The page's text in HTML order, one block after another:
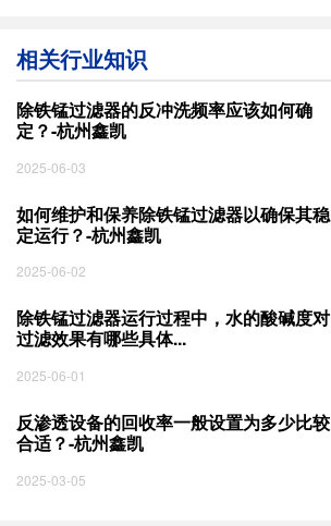
相关行业知识
除铁锰过滤器的反冲洗频率应该如何确
定？-杭州鑫凯
2025-06-03
如何维护和保养除铁锰过滤器以确保其稳
定运行？-杭州鑫凯
2025-06-02
除铁锰过滤器运行过程中，水的酸碱度对
过滤效果有哪些具体...
2025-06-01
反渗透设备的回收率一般设置为多少比较
合适？-杭州鑫凯
2025-03-05